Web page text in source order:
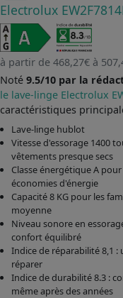
Electrolux
à partir de 468,27€ à
Noté 9.5/10 par la
le lave-linge Electrolux
caractéristiques
Lave-linge hublot
Vitesse d'essorage 1400
vêtements presque secs
Classe énergétique A
économies d'énergie
Capacité 8 KG pour les
moyenne
Niveau sonore en
confort équilibré
Indice de réparabilité 8,1 :
réparer
Indice de durabilité 8.3 :
même après des années